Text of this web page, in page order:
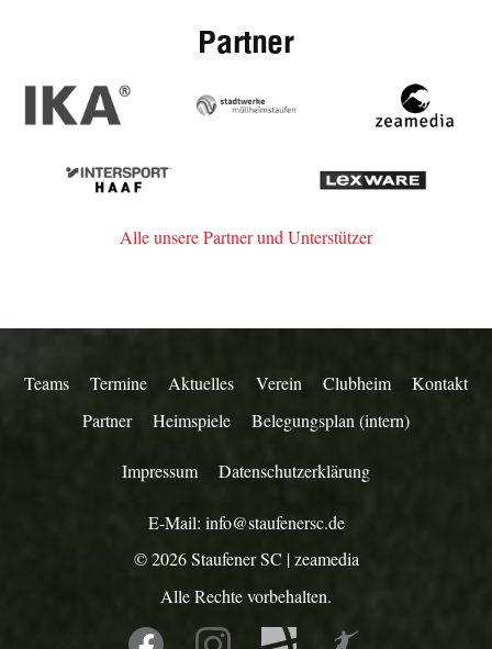
Partner
IKA
Müllheim-
zeamedia,
Staufen
Intersport
Haaf
Alle unsere Partner und Unterstützer
Teams Termine Aktuelles Verein Clubheim
Kontakt
Partner
Heimspiele Belegungsplan (intern)
Impressum Datenschutzerklärung
E-Mail: info@staufenersc.de
© 2026Staufener SC |zeamedia
Alle Rechte vorbehalten.